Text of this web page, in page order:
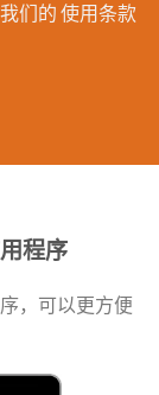
们的 使用条款
程序
，可以更方便